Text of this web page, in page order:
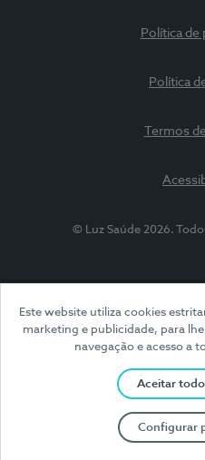
Este website utiliza cookies
marketing e publicidade, para
navegação e acesso a
Aceitar
Configurar
Política de
Política
Termos
© Luz Saúde 2026.